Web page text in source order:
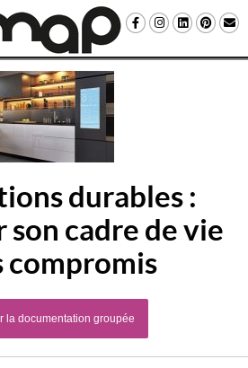
durables :
cadre de vie
compromis
la documentation groupée